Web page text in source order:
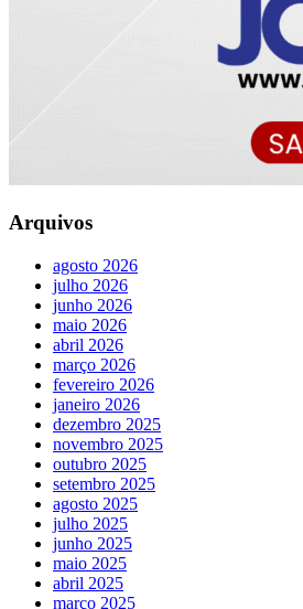
Arquivos
agosto 2026
julho 2026
junho 2026
maio 2026
abril 2026
março 2026
fevereiro 2026
janeiro 2026
dezembro 2025
novembro 2025
outubro 2025
setembro 2025
agosto 2025
julho 2025
junho 2025
maio 2025
abril 2025
março 2025